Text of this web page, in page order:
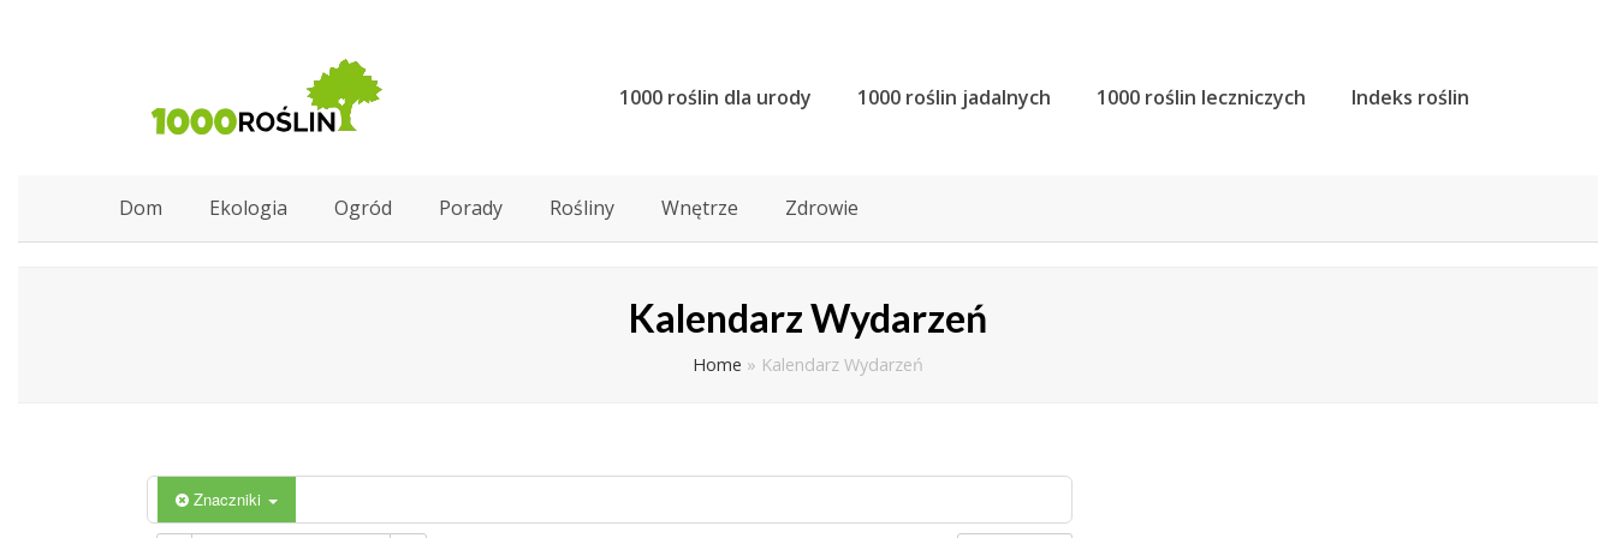
1000 roślin dla urody 1000 roślin jadalnych 1000 roślin leczniczych Indeks roślin
Dom Ekologia Ogród Porady Rośliny Wnętrze Zdrowie
Kalendarz Wydarzeń
Home » Kalendarz Wydarzeń
Znaczniki